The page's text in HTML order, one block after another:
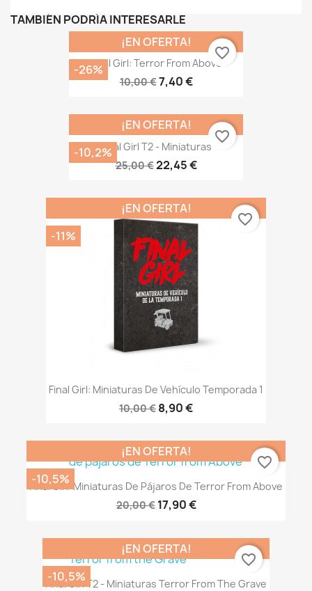
TAMBIÉN PODRÍA INTERESARLE
Final Girl: Terror From Above
10,00 €7,40 €
¡EN OFERTA!
-26%
favorite_border
Final Girl T2 - Miniaturas
25,00 €22,45 €
¡EN OFERTA!
-10,2%
favorite_border
Final Girl: Miniaturas De Vehículo Temporada 1
10,00 € 8,90 €
¡EN OFERTA!
-11%
favorite_border
Final Girl: Miniaturas De Pájaros De Terror From Above
20,00 € 17,90 €
¡EN OFERTA!
-10,5%
favorite_border
Final Girl T2 - Miniaturas Terror From The Grave
¡EN OFERTA!
-10,5%
favorite_border